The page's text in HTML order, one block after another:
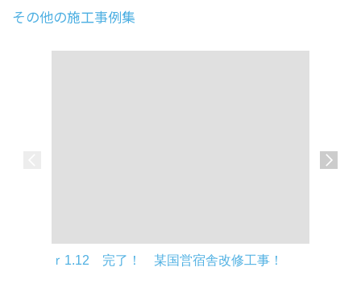
その他の施工事例集
ｒ1.12 完了！ 某国営宿舎改修工事！